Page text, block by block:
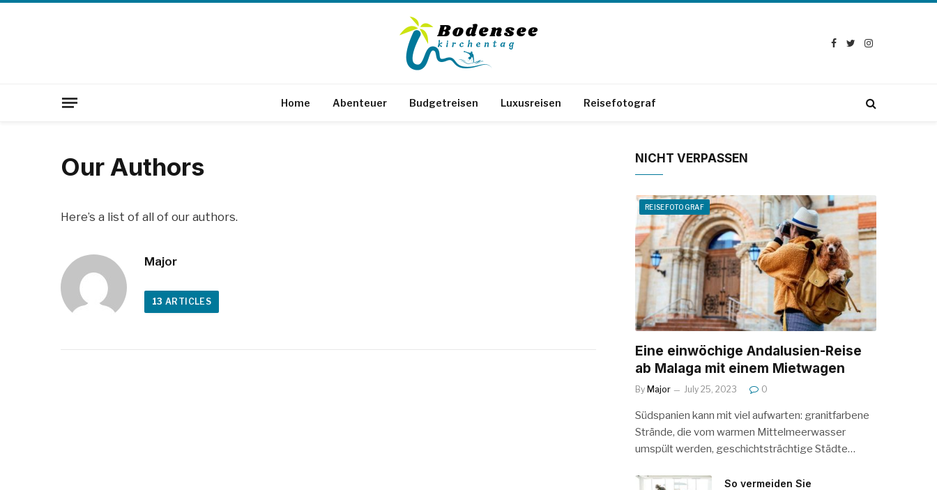
Facebook
TwitterInstagram
Home Abenteuer Budgetreisen Luxusreisen Reisefotograf
Our Authors
Here’s a list of all of our authors.
Major
13 ARTICLES
NICHT VERPASSEN
REISEFOTOGRAF
Eine einwöchige Andalusien-Reise
ab Malaga mit einem Mietwagen
By Major July 25, 2023 0
Südspanien kann mit viel aufwarten: granitfarbene
Strände, die vom warmen Mittelmeerwasser
umspült werden, geschichtsträchtige Städte…
So vermeiden Sie